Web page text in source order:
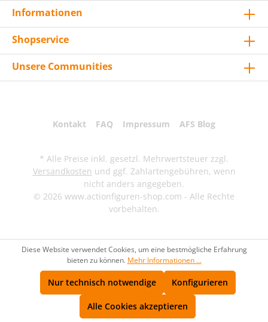
Informationen
Shopservice
Unsere Communities
Kontakt FAQ Impressum AFS Blog
* Alle Preise inkl. gesetzl. Mehrwertsteuer zzgl.
Versandkosten und ggf. Zahlartengebühren, wenn
nicht anders angegeben.
© 2026 www.actionfiguren-shop.com - Alle Rechte
vorbehalten.
Diese Website verwendet Cookies, um eine bestmögliche Erfahrung
bieten zu können. Mehr Informationen ...
Nur technisch notwendige Konfigurieren
Alle Cookies akzeptieren